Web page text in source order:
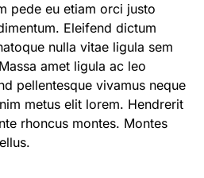
pede eu etiam orci justo
Eleifend dictum
nulla vitae ligula sem
amet ligula ac leo
pellentesque vivamus neque
metus elit lorem. Hendrerit
rhoncus montes. Montes